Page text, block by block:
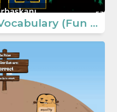
6.10 Democracy Vocabulary (Fun Game) (6. Sınıf İngilizce Oyun)